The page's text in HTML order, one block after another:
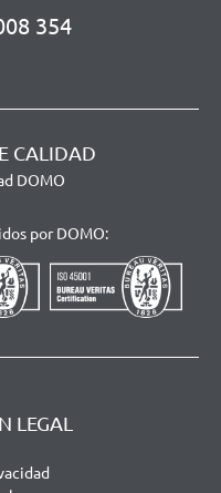
354
CALIDAD
DOMO
por DOMO:
LEGAL